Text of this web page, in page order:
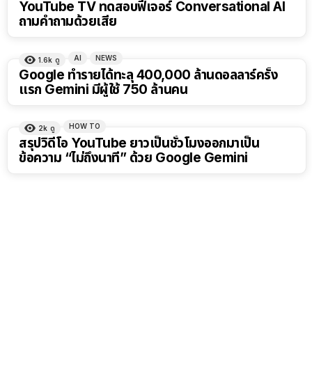
YouTube TV ทดสอบฟีเจอร์ Conversational AI
ถามคำถามด้วยเสีย
1.6k ดู AI NEWS
Google ทำรายได้ทะลุ 400,000 ล้านดอลลาร์ครั้ง
แรก Gemini มีผู้ใช้ 750 ล้านคน
2k ดู HOW TO
สรุปวิดีโอ YouTube ยาวเป็นชั่วโมงออกมาเป็น
ข้อความ “ไม่ถึงนาที” ด้วย Google Gemini